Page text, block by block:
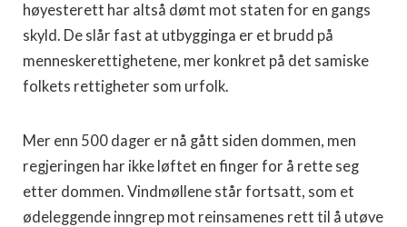
høyesterett har altså dømt mot staten for en gangs
skyld. De slår fast at utbygginga er et brudd på
menneskerettighetene, mer konkret på det samiske
folkets rettigheter som urfolk.
Mer enn 500 dager er nå gått siden dommen, men
regjeringen har ikke løftet en finger for å rette seg
etter dommen. Vindmøllene står fortsatt, som et
ødeleggende inngrep mot reinsamenes rett til å utøve